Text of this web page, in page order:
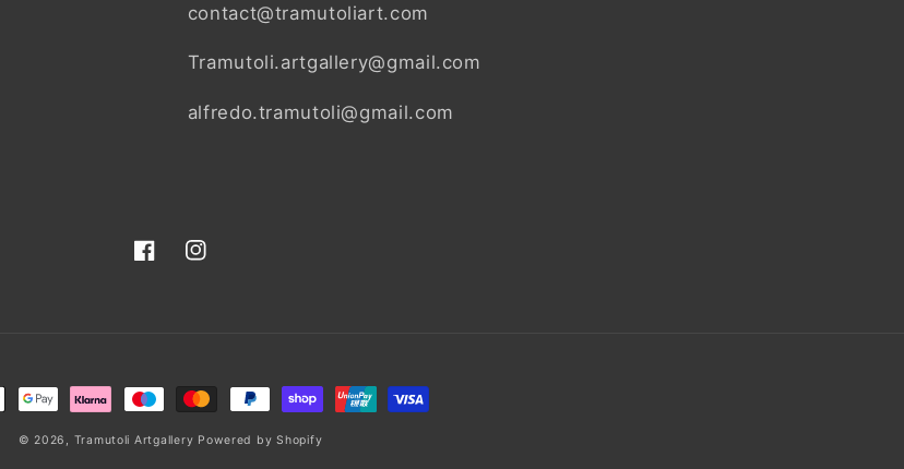
contact@tramutoliart.com
Tramutoli.artgallery@gmail.com
alfredo.tramutoli@gmail.com
FacebookInstagram
© 2026, Tramutoli Artgallery Powered by Shopify